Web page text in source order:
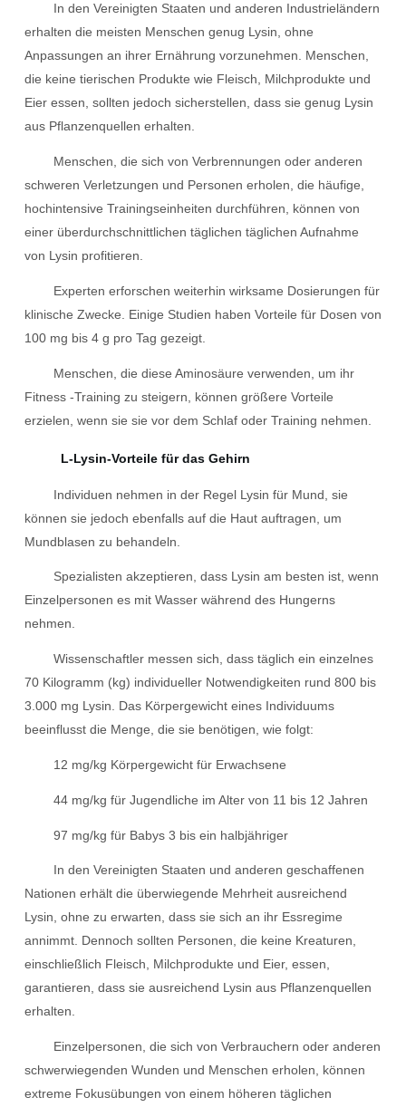
In den Vereinigten Staaten und anderen Industrieländern
erhalten die meisten Menschen genug Lysin, ohne
Anpassungen an ihrer Ernährung vorzunehmen. Menschen,
die keine tierischen Produkte wie Fleisch, Milchprodukte und
Eier essen, sollten jedoch sicherstellen, dass sie genug Lysin
aus Pflanzenquellen erhalten.
Menschen, die sich von Verbrennungen oder anderen
schweren Verletzungen und Personen erholen, die häufige,
hochintensive Trainingseinheiten durchführen, können von
einer überdurchschnittlichen täglichen täglichen Aufnahme
von Lysin profitieren.
Experten erforschen weiterhin wirksame Dosierungen für
klinische Zwecke. Einige Studien haben Vorteile für Dosen von
100 mg bis 4 g pro Tag gezeigt.
Menschen, die diese Aminosäure verwenden, um ihr
Fitness -Training zu steigern, können größere Vorteile
erzielen, wenn sie sie vor dem Schlaf oder Training nehmen.
L-Lysin-Vorteile für das Gehirn
Individuen nehmen in der Regel Lysin für Mund, sie
können sie jedoch ebenfalls auf die Haut auftragen, um
Mundblasen zu behandeln.
Spezialisten akzeptieren, dass Lysin am besten ist, wenn
Einzelpersonen es mit Wasser während des Hungerns
nehmen.
Wissenschaftler messen sich, dass täglich ein einzelnes
70 Kilogramm (kg) individueller Notwendigkeiten rund 800 bis
3.000 mg Lysin. Das Körpergewicht eines Individuums
beeinflusst die Menge, die sie benötigen, wie folgt:
12 mg/kg Körpergewicht für Erwachsene
44 mg/kg für Jugendliche im Alter von 11 bis 12 Jahren
97 mg/kg für Babys 3 bis ein halbjähriger
In den Vereinigten Staaten und anderen geschaffenen
Nationen erhält die überwiegende Mehrheit ausreichend
Lysin, ohne zu erwarten, dass sie sich an ihr Essregime
annimmt. Dennoch sollten Personen, die keine Kreaturen,
einschließlich Fleisch, Milchprodukte und Eier, essen,
garantieren, dass sie ausreichend Lysin aus Pflanzenquellen
erhalten.
Einzelpersonen, die sich von Verbrauchern oder anderen
schwerwiegenden Wunden und Menschen erholen, können
extreme Fokusübungen von einem höheren täglichen